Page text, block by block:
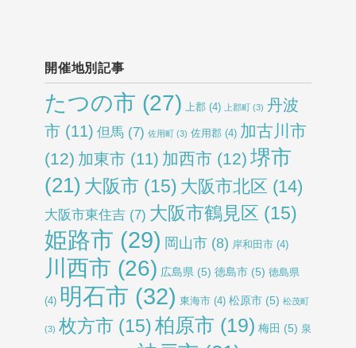
開催地別記事
たつの市 (27) 上郡 (4) 上郡町 (3) 丹波
市 (11) 但馬 (7) 佐用町 (3) 佐用郡 (4) 加古川市
(12) 加東市 (11) 加西市 (12) 堺市
(21) 大阪市 (15) 大阪市北区 (14)
大阪市東住吉 (7) 大阪市鶴見区 (15)
姫路市 (29) 岡山市 (8) 岸和田市 (4)
川西市 (26) 広島県 (5) 徳島市 (5) 徳島県
(4) 明石市 (32) 東海市 (4) 松原市 (5) 松茂町
(3) 枚方市 (15)柏原市 (19) 梅田 (5) 泉